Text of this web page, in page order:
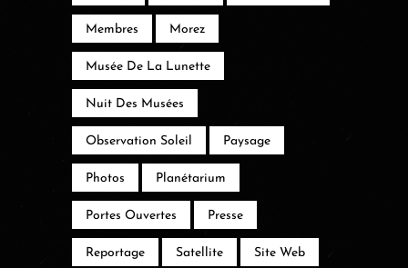
Membres Morez
Musée De La Lunette
Nuit Des Musées
Observation Soleil Paysage
Photos Planétarium
Portes Ouvertes Presse
Reportage Satellite Site Web